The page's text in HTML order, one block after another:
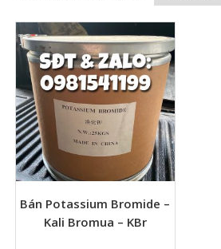
Bán Potassium Bromide –
Kali Bromua – KBr